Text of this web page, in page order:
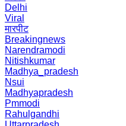
Delhi
Viral
मारपीट
Breakingnews
Narendramodi
Nitishkumar
Madhya_pradesh
Nsui
Madhyapradesh
Pmmodi
Rahulgandhi